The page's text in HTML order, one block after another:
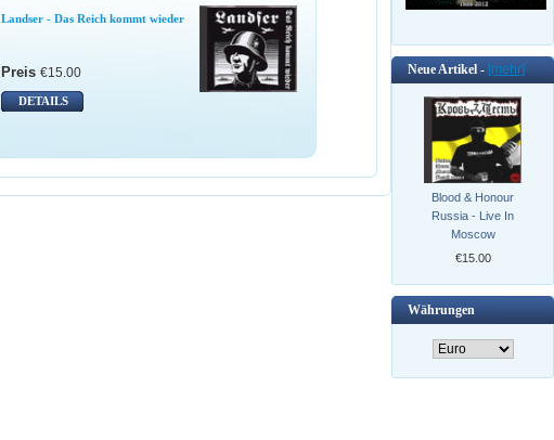
Landser - Das Reich kommt wieder
Preis €15.00
DETAILS
Neue Artikel - [mehr]
Blood & Honour
Russia - Live In
Moscow
€15.00
Währungen